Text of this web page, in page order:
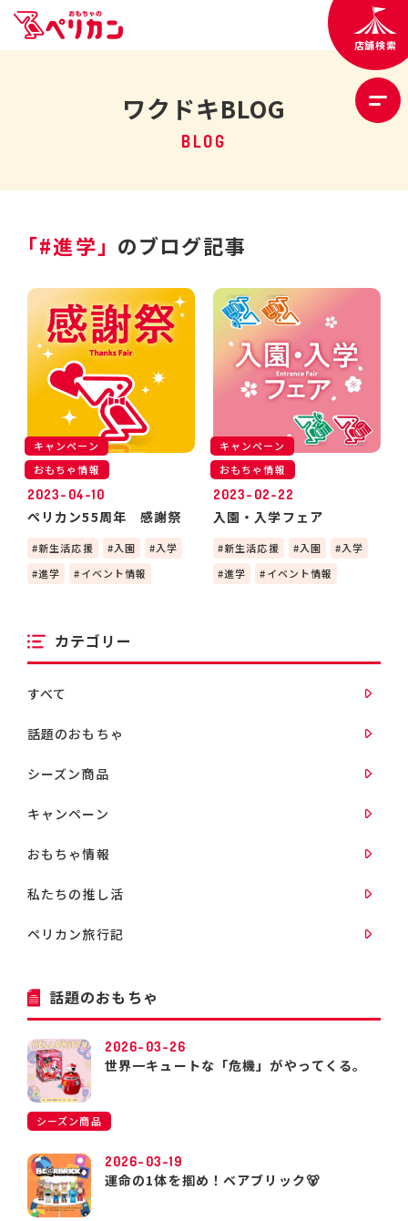
店舗検索
ワクドキBLOG
BLOG
「#進学」 のブログ記事
キャンペーン
おもちゃ情報
2023-04-10
ペリカン55周年 感謝祭
新生活応援 入園
入学
進学
イベント情報
キャンペーン
おもちゃ情報
2023-02-22
入園・入学フェア
新生活応援 入園
入学
進学
イベント情報
カテゴリー
すべて
話題のおもちゃ
シーズン商品
キャンペーン
おもちゃ情報
私たちの推し活
ペリカン旅行記
話題のおもちゃ
2026-03-26
世界一キュートな「危機」がやってくる。
シーズン商品
2026-03-19
運命の1体を掴め！ベアブリック🐻